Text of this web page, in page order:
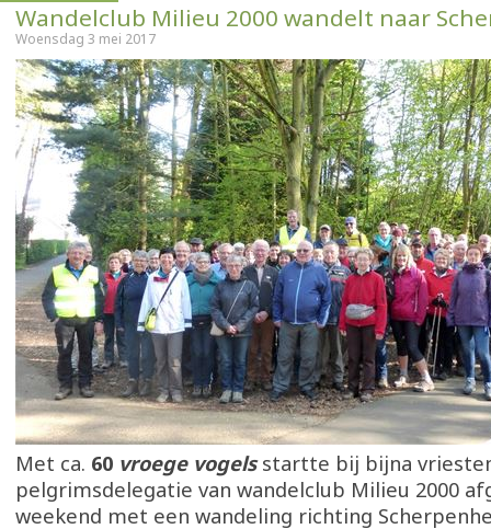
Wandelclub Milieu 2000 wandelt naar
Woensdag 3 mei 2017
Met ca. 60 vroege vogels startte bij bijna
pelgrimsdelegatie van wandelclub Milieu 2000
weekend met een wandeling richting